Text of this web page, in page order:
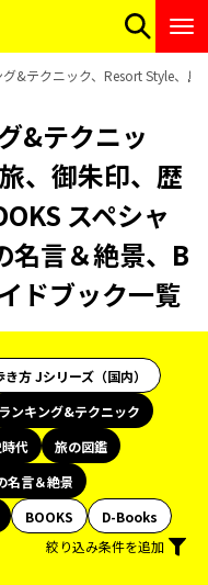
&テクニック、Resort Style、
&テクニッ
、御朱印、歴
スペシャ
名言＆絶景、B
ドブック一覧
方 Jシリーズ（国内）
ランキング&テクニック
代
旅の図鑑
名言＆絶景
BOOKS
D-Books
絞り込み条件を追加